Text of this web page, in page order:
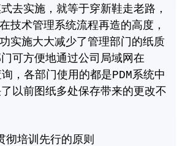
去实施，就等于穿新鞋走老路，
技术管理系统流程再造的高度，
实施大大减少了管理部门的纸质
可方便地通过公司局域网在
，各部门使用的都是PDM系统中
以前图纸多处保存带来的更改不
培训先行的原则